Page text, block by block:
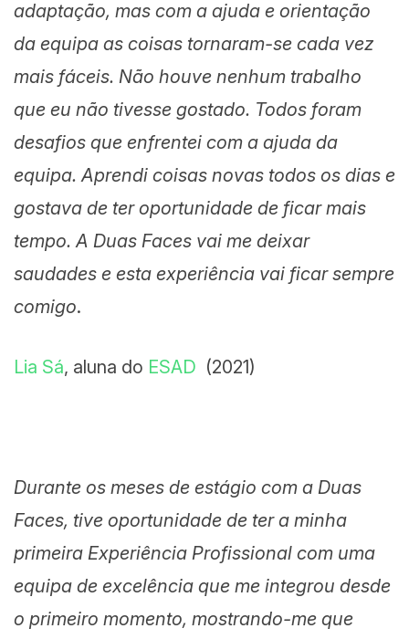
adaptação, mas com a ajuda e orientação
da equipa as coisas tornaram-se cada vez
mais fáceis. Não houve nenhum trabalho
que eu não tivesse gostado. Todos foram
desafios que enfrentei com a ajuda da
equipa. Aprendi coisas novas todos os dias e
gostava de ter oportunidade de ficar mais
tempo. A Duas Faces vai me deixar
saudades e esta experiência vai ficar sempre
comigo.
Lia Sá, aluna do ESAD (2021)
Durante os meses de estágio com a Duas
Faces, tive oportunidade de ter a minha
primeira Experiência Profissional com uma
equipa de excelência que me integrou desde
o primeiro momento, mostrando-me que